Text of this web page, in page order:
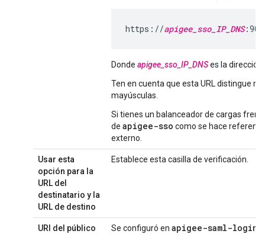
https://apigee_sso_IP_DNS
Donde apigee_sso_IP_DNSes la dirección
Ten en cuenta que esta URL distingue
mayúsculas.
Si tienes un balanceador de cargas
de apigee-sso como se hace
externo.
Usar esta
opción para la
URL del
destinatario y la
URL de destino
Establece esta casilla de verificación.
URI del público
Se configuró en apigee-saml-login-